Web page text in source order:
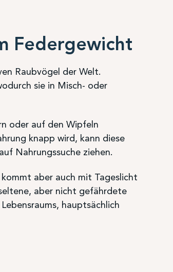
Federgewicht
Raubvögel der Welt.
sie in Misch- oder
oder auf den Wipfeln
knapp wird, kann diese
Nahrungssuche ziehen.
aber auch mit Tageslicht
aber nicht gefährdete
hauptsächlich